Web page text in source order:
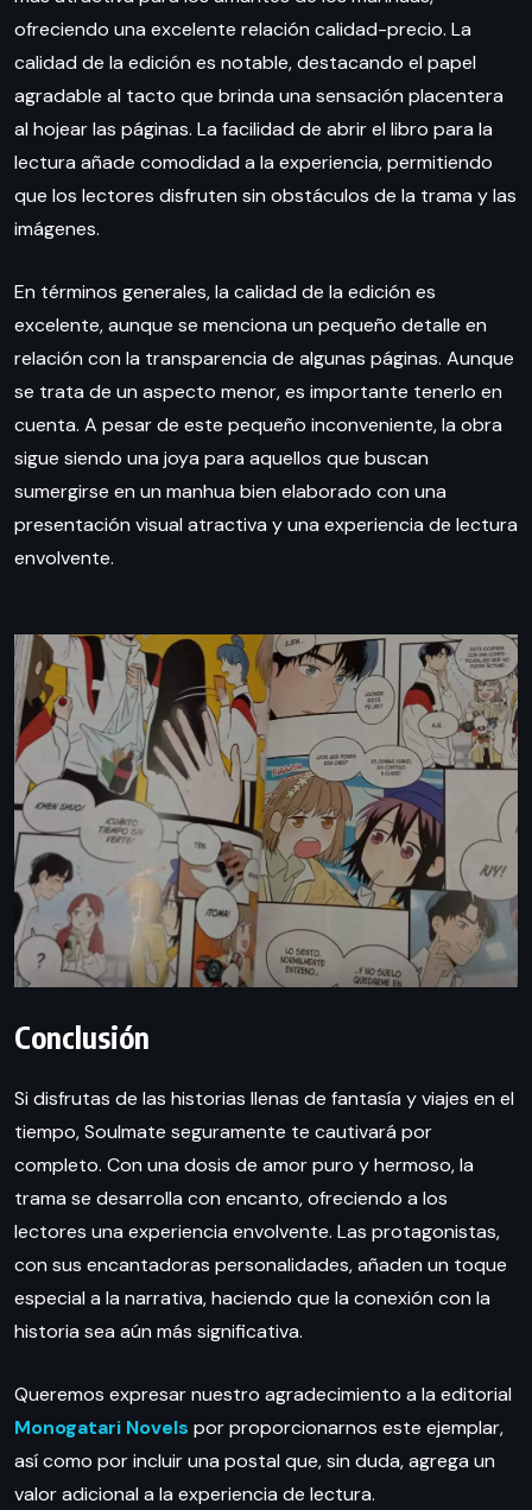
ofreciendo una excelente relación calidad-precio. La
calidad de la edición es notable, destacando el papel
agradable al tacto que brinda una sensación placentera
al hojear las páginas. La facilidad de abrir el libro para la
lectura añade comodidad a la experiencia, permitiendo
que los lectores disfruten sin obstáculos de la trama y las
imágenes.
En términos generales, la calidad de la edición es
excelente, aunque se menciona un pequeño detalle en
relación con la transparencia de algunas páginas. Aunque
se trata de un aspecto menor, es importante tenerlo en
cuenta. A pesar de este pequeño inconveniente, la obra
sigue siendo una joya para aquellos que buscan
sumergirse en un manhua bien elaborado con una
presentación visual atractiva y una experiencia de lectura
envolvente.
Conclusión
Si disfrutas de las historias llenas de fantasía y viajes en el
tiempo, Soulmate seguramente te cautivará por
completo. Con una dosis de amor puro y hermoso, la
trama se desarrolla con encanto, ofreciendo a los
lectores una experiencia envolvente. Las protagonistas,
con sus encantadoras personalidades, añaden un toque
especial a la narrativa, haciendo que la conexión con la
historia sea aún más significativa.
Queremos expresar nuestro agradecimiento a la editorial
Monogatari Novels por proporcionarnos este ejemplar,
así como por incluir una postal que, sin duda, agrega un
valor adicional a la experiencia de lectura.